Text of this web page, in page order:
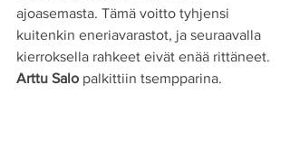
ajoasemasta. Tämä voitto tyhjensi
kuitenkin eneriavarastot, ja seuraavalla
kierroksella rahkeet eivät enää rittäneet.
Arttu Salo palkittiin tsempparina.